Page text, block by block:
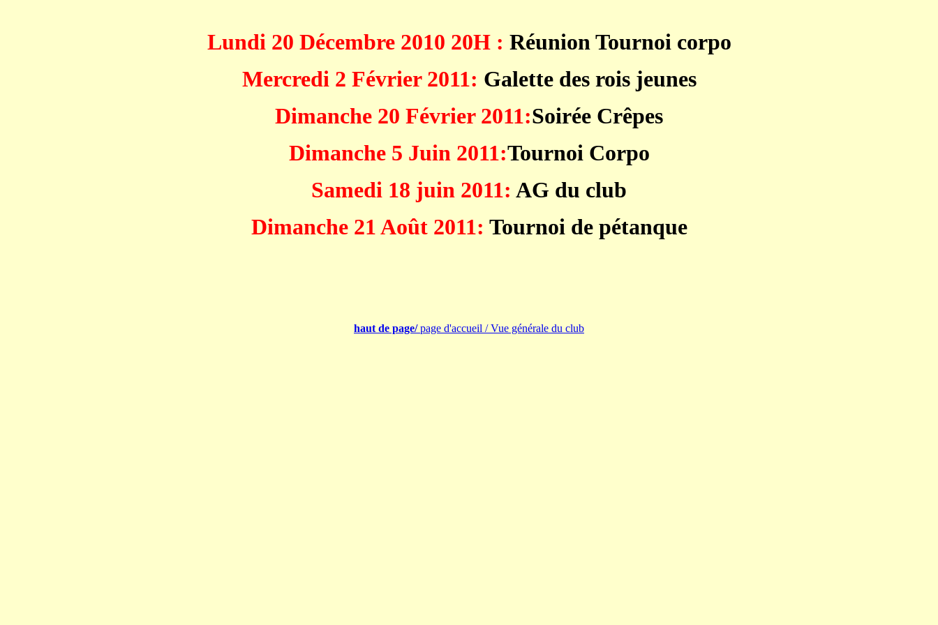
Lundi 20 Décembre 2010 20H : Réunion Tournoi corpo
Mercredi 2 Février 2011: Galette des rois jeunes
Dimanche 20 Février 2011:Soirée Crêpes
Dimanche 5 Juin 2011:Tournoi Corpo
Samedi 18 juin 2011: AG du club
Dimanche 21 Août 2011: Tournoi de pétanque
haut de page/ page d'accueil /Vue générale du club